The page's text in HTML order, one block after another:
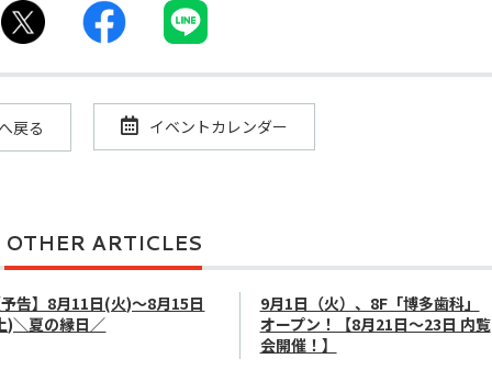
戻る イベントカレンダー
OTHER ARTICLES
予告】8月11日(火)～8月15日
)＼夏の縁日／
9月1日（火）、8F「博多歯科」
オープン！【8月21日～23日 内覧
会開催！】